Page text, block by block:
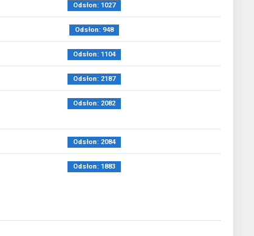
Odsłon: 1027
Odsłon: 948
Odsłon: 1104
Odsłon: 2187
Odsłon: 2082
Odsłon: 2084
Odsłon: 1883